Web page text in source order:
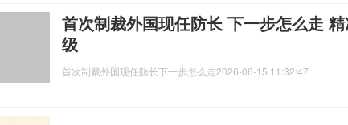
首次制裁外国现任防长 下一步怎么走
级
首次制裁外国现任防长下一步怎么走2026-06-15 11:32:47